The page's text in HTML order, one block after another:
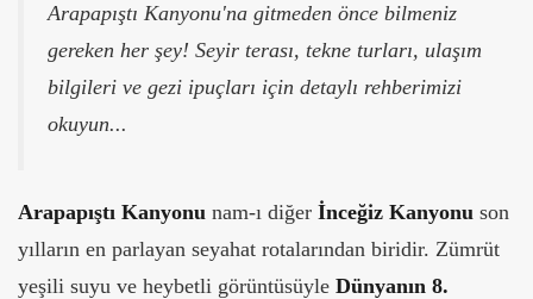
Arapapıştı Kanyonu'na gitmeden önce bilmeniz
gereken her şey! Seyir terası, tekne turları, ulaşım
bilgileri ve gezi ipuçları için detaylı rehberimizi
okuyun...
Arapapıştı Kanyonu nam-ı diğer İnceğiz Kanyonu son
yılların en parlayan seyahat rotalarından biridir. Zümrüt
yeşili suyu ve heybetli görüntüsüyle Dünyanın 8.